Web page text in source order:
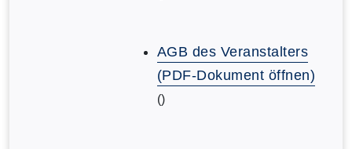
AGB des Veranstalters
(PDF-Dokument öffnen)
()